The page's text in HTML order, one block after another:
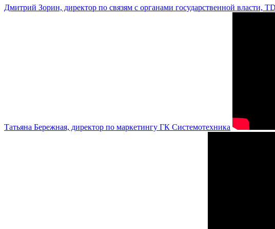
Дмитрий Зорин, директор по связям с органами государственной власти,
Татьяна Бережная, директор по маркетингу ГК Системотехника